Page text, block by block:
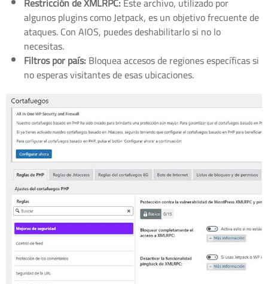
algunos plugins como Jetpack, es un objetivo frecuente de
ataques. Con AIOS, puedes deshabilitarlo si no lo
necesitas.
Filtros por país: Bloquea accesos de regiones específicas si
no esperas visitantes de esas ubicaciones.